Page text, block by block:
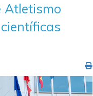
Atletismo